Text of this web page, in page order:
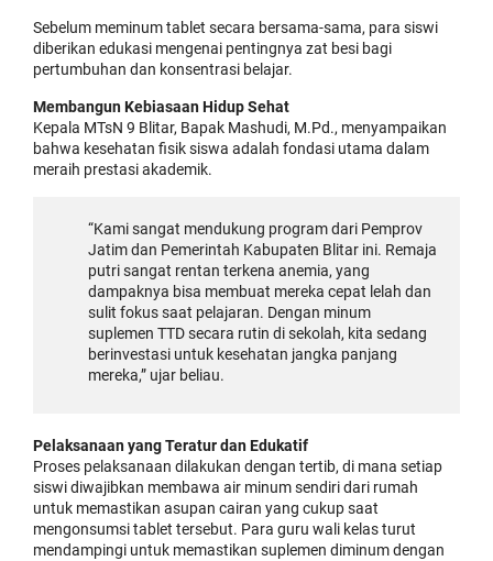
Sebelum meminum tablet secara bersama-sama, para siswi
diberikan edukasi mengenai pentingnya zat besi bagi
pertumbuhan dan konsentrasi belajar.
Membangun Kebiasaan Hidup Sehat
Kepala MTsN 9 Blitar, Bapak Mashudi, M.Pd., menyampaikan
bahwa kesehatan fisik siswa adalah fondasi utama dalam
meraih prestasi akademik.
“Kami sangat mendukung program dari Pemprov
Jatim dan Pemerintah Kabupaten Blitar ini. Remaja
putri sangat rentan terkena anemia, yang
dampaknya bisa membuat mereka cepat lelah dan
sulit fokus saat pelajaran. Dengan minum
suplemen TTD secara rutin di sekolah, kita sedang
berinvestasi untuk kesehatan jangka panjang
mereka,” ujar beliau.
Pelaksanaan yang Teratur dan Edukatif
Proses pelaksanaan dilakukan dengan tertib, di mana setiap
siswi diwajibkan membawa air minum sendiri dari rumah
untuk memastikan asupan cairan yang cukup saat
mengonsumsi tablet tersebut. Para guru wali kelas turut
mendampingi untuk memastikan suplemen diminum dengan